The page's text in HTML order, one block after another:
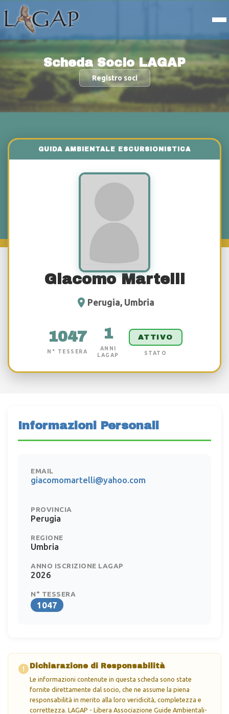
Scheda Socio LAGAP
Registro soci
Giacomo Martelli
Perugia, Umbria
1047
N° TESSERA
1
ANNI
LAGAP
ATTIVO
STATO
Informazioni Personali
EMAIL
giacomomartelli@yahoo.com
PROVINCIA
Perugia
REGIONE
Umbria
ANNO ISCRIZIONE LAGAP
2026
N° TESSERA
1047
Dichiarazione di Responsabilità
Le informazioni contenute in questa scheda sono state
fornite direttamente dal socio, che ne assume la piena
responsabilità in merito alla loro veridicità, completezza e
correttezza. LAGAP - Libera Associazione Guide Ambientali-